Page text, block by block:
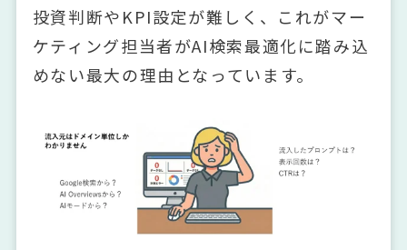
投資判断やKPI設定が難しく、これがマー
ケティング担当者がAI検索最適化に踏み込
めない最大の理由となっています。